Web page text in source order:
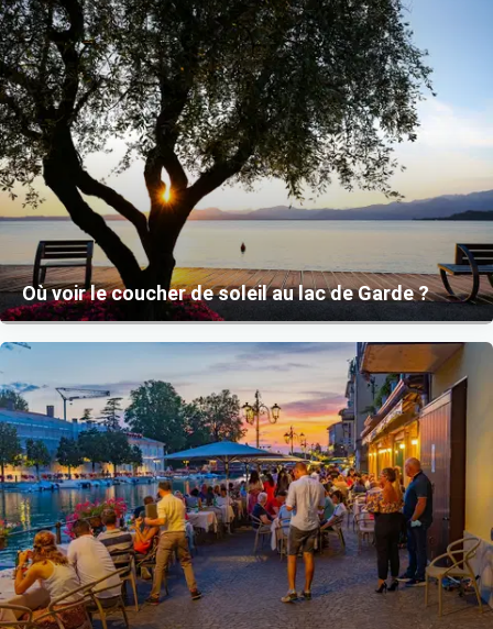
Où voir le coucher de soleil au lac de Garde ?